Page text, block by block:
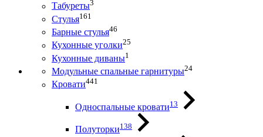
Табуреты3
Стулья161
Барные стулья46
Кухонные уголки25
Кухонные диваны1
Модульные спальные гарнитуры24
Кровати441
Односпальные кровати13
Полуторки138